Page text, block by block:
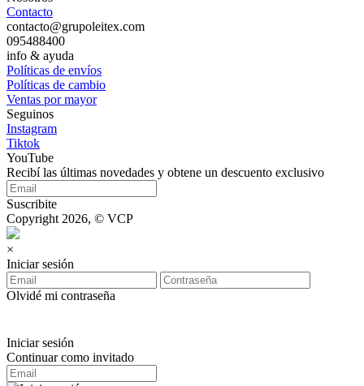
Contacto
contacto@grupoleitex.com
095488400
info & ayuda
Políticas de envíos
Políticas de cambio
Ventas por mayor
Seguinos
Instagram
Tiktok
YouTube
Recibí las últimas novedades y obtene un descuento exclusivo
Suscribite
Copyright 2026, © VCP
×
Iniciar sesión
Olvidé mi contraseña
Iniciar sesión
Continuar como invitado